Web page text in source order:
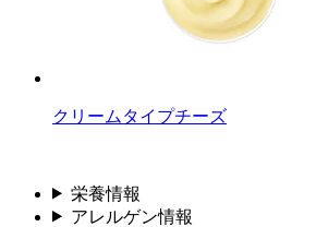
クリームタイプチーズ
栄養情報
アレルゲン情報